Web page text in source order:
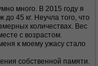
много. В 2015 году я
45 кг. Неучла того, что
количествах. Вес
с возрастом.
к моему ужасу стало
собственной памяти.